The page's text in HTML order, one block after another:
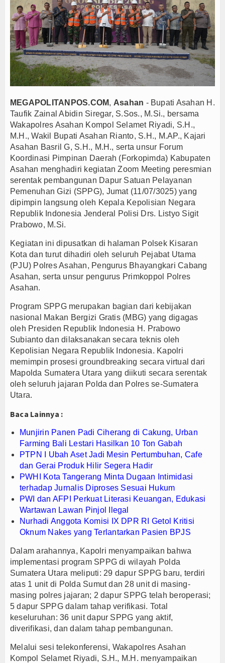
PWI dan AFPI Perkuat Literasi Keuangan,
Nurhadi Anggota Komisi IX DPR RI Getol Kritisi
Majalengka Siaga Narkoba, UNMA dan Bupati
Ketum Asbanda Tekankan KUB Bukan Cuma
Ketum Asbanda Dorong Sinergi BPD dan BPR
Hari Jadi Kabupaten Blitar ke-702 Pisowanan
Jejak Narkoba di Majalengka Terkuak, Polisi
Munjirin Panen Padi Ciherang di Cakung, Urban
PTPN I Ubah Aset Jadi Mesin Pertumbuhan,
PWHI Kota Tangerang Minta Dugaan Intimidasi
PWI dan AFPI Perkuat Literasi Keuangan,
Nurhadi Anggota Komisi IX DPR RI Getol Kritisi
Majalengka Siaga Narkoba, UNMA dan Bupati
Ketum Asbanda Tekankan KUB Bukan Cuma
Ketum Asbanda Dorong Sinergi BPD dan BPR
Jejak Narkoba di Majalengka Terkuak, Polisi
Munjirin Panen Padi Ciherang di Cakung, Urban
PTPN I Ubah Aset Jadi Mesin Pertumbuhan,
MEGAPOLITANPOS.COM, Asahan - Bupati Asahan H.
Taufik Zainal Abidin Siregar, S.Sos., M.Si., bersama
Wakapolres Asahan Kompol Selamet Riyadi, S.H.,
M.H., Wakil Bupati Asahan Rianto, S.H., M.AP., Kajari
Asahan Basril G, S.H., M.H., serta unsur Forum
Koordinasi Pimpinan Daerah (Forkopimda) Kabupaten
Asahan menghadiri kegiatan Zoom Meeting peresmian
serentak pembangunan Dapur Satuan Pelayanan
Pemenuhan Gizi (SPPG), Jumat (11/07/3025) yang
dipimpin langsung oleh Kepala Kepolisian Negara
Republik Indonesia Jenderal Polisi Drs. Listyo Sigit
Prabowo, M.Si.
Kegiatan ini dipusatkan di halaman Polsek Kisaran
Kota dan turut dihadiri oleh seluruh Pejabat Utama
(PJU) Polres Asahan, Pengurus Bhayangkari Cabang
Asahan, serta unsur pengurus Primkoppol Polres
Asahan.
Program SPPG merupakan bagian dari kebijakan
nasional Makan Bergizi Gratis (MBG) yang digagas
oleh Presiden Republik Indonesia H. Prabowo
Subianto dan dilaksanakan secara teknis oleh
Kepolisian Negara Republik Indonesia. Kapolri
memimpin prosesi groundbreaking secara virtual dari
Mapolda Sumatera Utara yang diikuti secara serentak
oleh seluruh jajaran Polda dan Polres se-Sumatera
Utara.
Baca Lainnya :
Munjirin Panen Padi Ciherang di Cakung, Urban
Farming Bali Lestari Hasilkan 10 Ton Gabah
PTPN I Ubah Aset Jadi Mesin Pertumbuhan, Cafe
dan Gerai Produk Hilir Segera Hadir
PWHI Kota Tangerang Minta Dugaan Intimidasi
terhadap Jurnalis Diproses Sesuai Hukum
PWI dan AFPI Perkuat Literasi Keuangan, Edukasi
Wartawan Lawan Pinjol Ilegal
Nurhadi Anggota Komisi IX DPR RI Getol Kritisi
Oknum Nakes yang Terlantarkan Pasien BPJS
Dalam arahannya, Kapolri menyampaikan bahwa
implementasi program SPPG di wilayah Polda
Sumatera Utara meliputi: 29 dapur SPPG baru, terdiri
atas 1 unit di Polda Sumut dan 28 unit di masing-
masing polres jajaran; 2 dapur SPPG telah beroperasi;
5 dapur SPPG dalam tahap verifikasi. Total
keseluruhan: 36 unit dapur SPPG yang aktif,
diverifikasi, dan dalam tahap pembangunan.
Melalui sesi telekonferensi, Wakapolres Asahan
Kompol Selamet Riyadi, S.H., M.H. menyampaikan